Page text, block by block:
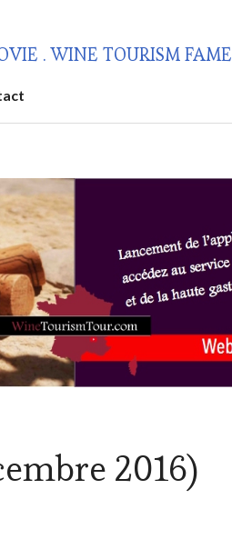
. WINE TOURISM FAME
2016)